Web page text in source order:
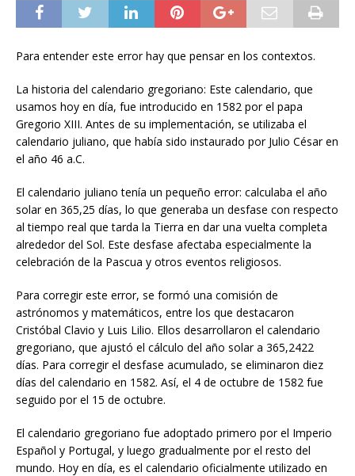
Para entender este error hay que pensar en los contextos.
La historia del calendario gregoriano: Este calendario, que
usamos hoy en día, fue introducido en 1582 por el papa
Gregorio XIII. Antes de su implementación, se utilizaba el
calendario juliano, que había sido instaurado por Julio César en
el año 46 a.C.
El calendario juliano tenía un pequeño error: calculaba el año
solar en 365,25 días, lo que generaba un desfase con respecto
al tiempo real que tarda la Tierra en dar una vuelta completa
alrededor del Sol. Este desfase afectaba especialmente la
celebración de la Pascua y otros eventos religiosos.
Para corregir este error, se formó una comisión de
astrónomos y matemáticos, entre los que destacaron
Cristóbal Clavio y Luis Lilio. Ellos desarrollaron el calendario
gregoriano, que ajustó el cálculo del año solar a 365,2422
días. Para corregir el desfase acumulado, se eliminaron diez
días del calendario en 1582. Así, el 4 de octubre de 1582 fue
seguido por el 15 de octubre.
El calendario gregoriano fue adoptado primero por el Imperio
Español y Portugal, y luego gradualmente por el resto del
mundo. Hoy en día, es el calendario oficialmente utilizado en